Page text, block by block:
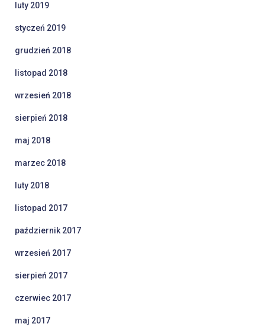
luty 2019
styczeń 2019
grudzień 2018
listopad 2018
wrzesień 2018
sierpień 2018
maj 2018
marzec 2018
luty 2018
listopad 2017
październik 2017
wrzesień 2017
sierpień 2017
czerwiec 2017
maj 2017